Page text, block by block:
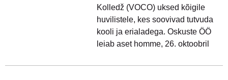
Kolledž (VOCO) uksed kõigile
huvilistele, kes soovivad tutvuda
kooli ja erialadega. Oskuste ÖÖ
leiab aset homme, 26. oktoobril